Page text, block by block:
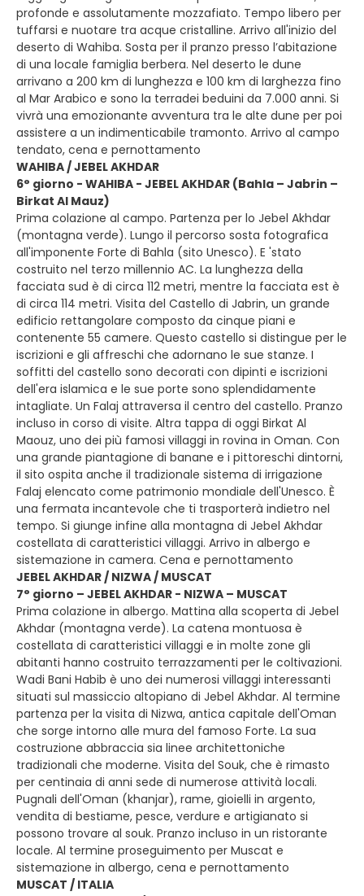
profonde e assolutamente mozzafiato. Tempo libero per
tuffarsi e nuotare tra acque cristalline. Arrivo all'inizio del
deserto di Wahiba. Sosta per il pranzo presso l’abitazione
di una locale famiglia berbera. Nel deserto le dune
arrivano a 200 km di lunghezza e 100 km di larghezza fino
al Mar Arabico e sono la terradei beduini da 7.000 anni. Si
vivrà una emozionante avventura tra le alte dune per poi
assistere a un indimenticabile tramonto. Arrivo al campo
tendato, cena e pernottamento
WAHIBA / JEBEL AKHDAR
6° giorno - WAHIBA - JEBEL AKHDAR (Bahla – Jabrin –
Birkat Al Mauz)
Prima colazione al campo. Partenza per lo Jebel Akhdar
(montagna verde). Lungo il percorso sosta fotografica
all'imponente Forte di Bahla (sito Unesco). E 'stato
costruito nel terzo millennio AC. La lunghezza della
facciata sud è di circa 112 metri, mentre la facciata est è
di circa 114 metri. Visita del Castello di Jabrin, un grande
edificio rettangolare composto da cinque piani e
contenente 55 camere. Questo castello si distingue per le
iscrizioni e gli affreschi che adornano le sue stanze. I
soffitti del castello sono decorati con dipinti e iscrizioni
dell'era islamica e le sue porte sono splendidamente
intagliate. Un Falaj attraversa il centro del castello. Pranzo
incluso in corso di visite. Altra tappa di oggi Birkat Al
Maouz, uno dei più famosi villaggi in rovina in Oman. Con
una grande piantagione di banane e i pittoreschi dintorni,
il sito ospita anche il tradizionale sistema di irrigazione
Falaj elencato come patrimonio mondiale dell'Unesco. È
una fermata incantevole che ti trasporterà indietro nel
tempo. Si giunge infine alla montagna di Jebel Akhdar
costellata di caratteristici villaggi. Arrivo in albergo e
sistemazione in camera. Cena e pernottamento
JEBEL AKHDAR / NIZWA / MUSCAT
7° giorno – JEBEL AKHDAR - NIZWA – MUSCAT
Prima colazione in albergo. Mattina alla scoperta di Jebel
Akhdar (montagna verde). La catena montuosa è
costellata di caratteristici villaggi e in molte zone gli
abitanti hanno costruito terrazzamenti per le coltivazioni.
Wadi Bani Habib è uno dei numerosi villaggi interessanti
situati sul massiccio altopiano di Jebel Akhdar. Al termine
partenza per la visita di Nizwa, antica capitale dell'Oman
che sorge intorno alle mura del famoso Forte. La sua
costruzione abbraccia sia linee architettoniche
tradizionali che moderne. Visita del Souk, che è rimasto
per centinaia di anni sede di numerose attività locali.
Pugnali dell'Oman (khanjar), rame, gioielli in argento,
vendita di bestiame, pesce, verdure e artigianato si
possono trovare al souk. Pranzo incluso in un ristorante
locale. Al termine proseguimento per Muscat e
sistemazione in albergo, cena e pernottamento
MUSCAT / ITALIA